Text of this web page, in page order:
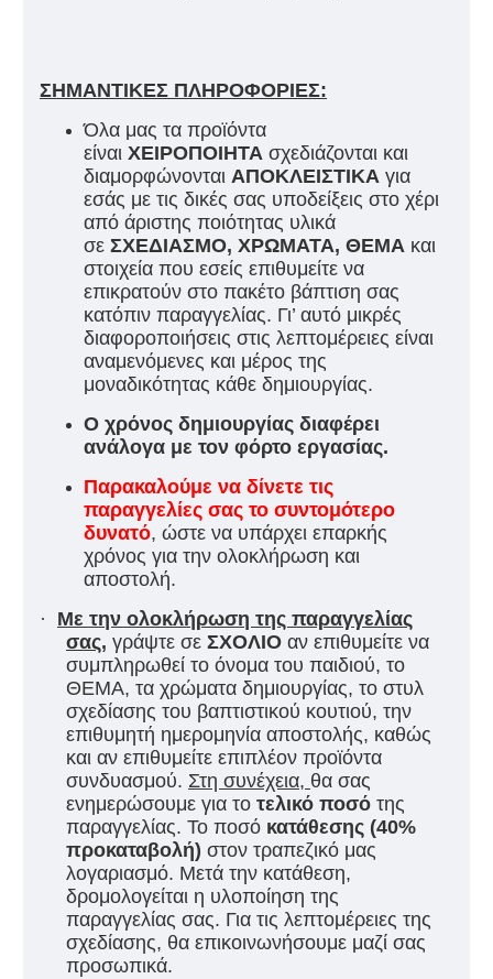
ΣΗΜΑΝΤΙΚΕΣ ΠΛΗΡΟΦΟΡΙΕΣ:
Όλα μας τα προϊόντα
είναι ΧΕΙΡΟΠΟΙΗΤΑ σχεδιάζονται και
διαμορφώνονται ΑΠΟΚΛΕΙΣΤΙΚΑ για
εσάς με τις δικές σας υποδείξεις στο χέρι
από άριστης ποιότητας υλικά
σε ΣΧΕΔΙΑΣΜΟ, ΧΡΩΜΑΤΑ, ΘΕΜΑ και
στοιχεία που εσείς επιθυμείτε να
επικρατούν στο πακέτο βάπτιση σας
κατόπιν παραγγελίας. Γι’ αυτό μικρές
διαφοροποιήσεις στις λεπτομέρειες είναι
αναμενόμενες και μέρος της
μοναδικότητας κάθε δημιουργίας.
Ο χρόνος δημιουργίας διαφέρει
ανάλογα με τον φόρτο εργασίας.
Παρακαλούμε να δίνετε τις
παραγγελίες σας το συντομότερο
δυνατό, ώστε να υπάρχει επαρκής
χρόνος για την ολοκλήρωση και
αποστολή.
·
Με την ολοκλήρωση της παραγγελίας
σας, γράψτε σε ΣΧΟΛΙΟ αν επιθυμείτε να
συμπληρωθεί το όνομα του παιδιού, το
ΘΕΜΑ, τα χρώματα δημιουργίας, το στυλ
σχεδίασης του βαπτιστικού κουτιού, την
επιθυμητή ημερομηνία αποστολής, καθώς
και αν επιθυμείτε επιπλέον προϊόντα
συνδυασμού. Στη συνέχεια, θα σας
ενημερώσουμε για το τελικό ποσό της
παραγγελίας. Το ποσό κατάθεσης (40%
προκαταβολή) στον τραπεζικό μας
λογαριασμό. Μετά την κατάθεση,
δρομολογείται η υλοποίηση της
παραγγελίας σας. Για τις λεπτομέρειες της
σχεδίασης, θα επικοινωνήσουμε μαζί σας
προσωπικά.